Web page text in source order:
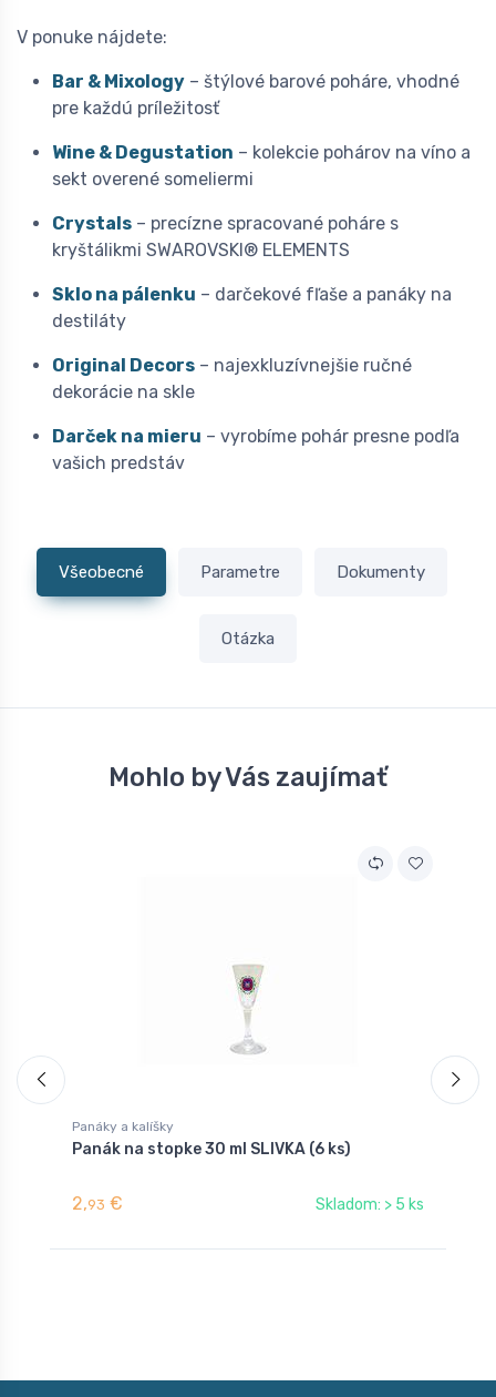
V ponuke nájdete:
Bar & Mixology – štýlové barové poháre, vhodné
pre každú príležitosť
Wine & Degustation – kolekcie pohárov na víno a
sekt overené someliermi
Crystals – precízne spracované poháre s
kryštálikmi SWAROVSKI® ELEMENTS
Sklo na pálenku – darčekové fľaše a panáky na
destiláty
Original Decors – najexkluzívnejšie ručné
dekorácie na skle
Darček na mieru – vyrobíme pohár presne podľa
vašich predstáv
Všeobecné Parametre Dokumenty
Otázka
Mohlo by Vás zaujímať
Panáky a kalíšky
Panák na stopke 30 ml SLIVKA (6 ks)
2,93 € Skladom: > 5 ks